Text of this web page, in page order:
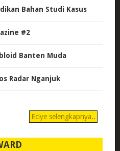
Bahan Studi Kasus
#2
Banten Muda
Radar Nganjuk
Eciye selengkapnya..